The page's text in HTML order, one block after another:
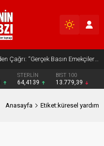
Batman Basın Derneği’nden Çağrı: “Gerçek Basın Emekçileri Desteklenmeli”
STERLİN
64,4139
BIST 100
13.779,39
Anasayfa Etiket:küresel yardım